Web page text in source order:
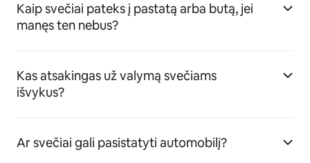
Kaip svečiai pateks į pastatą arba butą, jei
manęs ten nebus?
Kas atsakingas už valymą svečiams
išvykus?
Ar svečiai gali pasistatyti automobilį?